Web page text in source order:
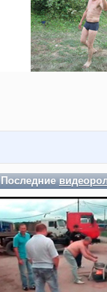
Последние